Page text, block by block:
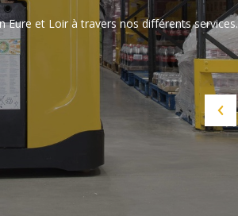
Eure et Loir à travers nos différents services.